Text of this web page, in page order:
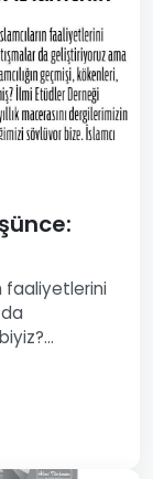
faaliyetlerini